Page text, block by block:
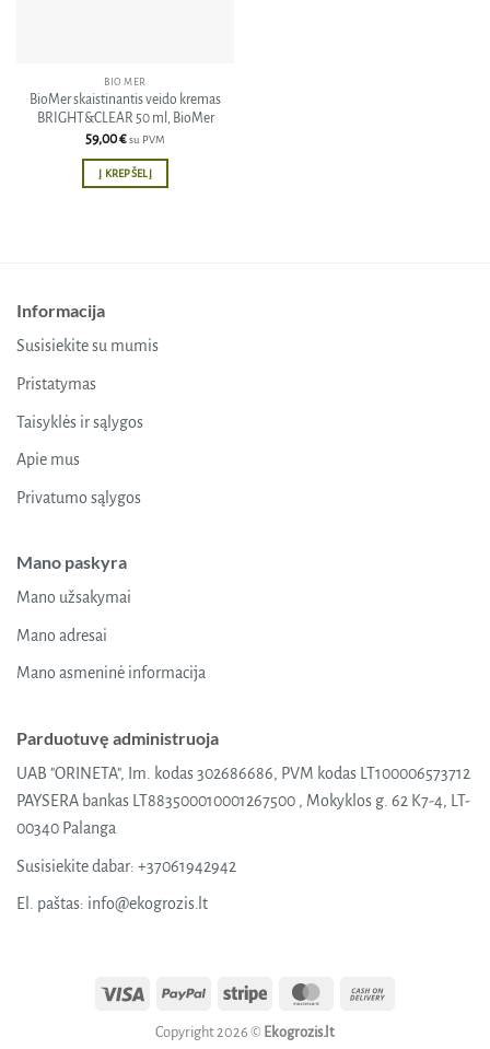
BIO MER
BioMer skaistinantis veido kremas
BRIGHT&CLEAR 50 ml, BioMer
59,00€su PVM
Į KREPŠELĮ
Informacija
Susisiekite su mumis
Pristatymas
Taisyklės ir sąlygos
Apie mus
Privatumo sąlygos
Mano paskyra
Mano užsakymai
Mano adresai
Mano asmeninė informacija
Parduotuvę administruoja
UAB "ORINETA", Im. kodas 302686686, PVM kodas LT100006573712
PAYSERA bankas LT883500010001267500 , Mokyklos g. 62 K7-4, LT-
00340 Palanga
Susisiekite dabar: +37061942942
El. paštas: info@ekogrozis.lt
Visa PayPal Stripe MasterCard
Copyright 2026 © Ekogrozis.lt